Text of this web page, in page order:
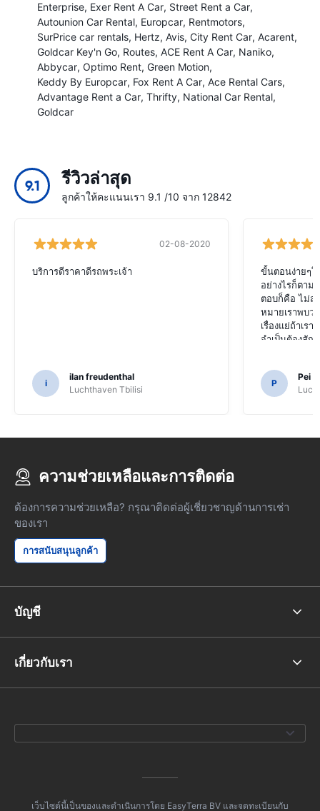
Enterprise Exer Rent A Car Street Rent a Car
Autounion Car Rental Europcar Rentmotors
SurPrice car rentals Hertz Avis City Rent Car Acarent
Goldcar Key'n Go Routes ACE Rent A Car Naniko
Abbycar Optimo Rent Green Motion
Keddy By Europcar Fox Rent A Car Ace Rental Cars
Advantage Rent a Car Thrifty National Car Rental
Goldcar
9.1 รีวิวล่าสุด
ลูกค้าให้คะแนนเรา 9.1 /10 จาก 12842
02-08-2020
บริการดีราคาดีรถพระเจ้า
i
ilan freudenthal
Luchthaven Tbilisi
ขั้นตอนง่ายๆใ
อย่างไรก็ตาม
ตอบก็คือ ไม่ส
หมายเราพบว่
เรื่องแย่ถ้าเร
จำเป็นต้องสั
P
Pei
ความช่วยเหลือและการติดต่อ
ต้องการความช่วยเหลือ? กรุณาติดต่อผู้เชี่ยวชาญด้านการเช่า
ของเรา
การสนับสนุนลูกค้า
บัญชี
เกี่ยวกับเรา
เว็บไซต์นี้เป็นของและดำเนินการโดย EasyTerra BV และจดทะเบียนกับ